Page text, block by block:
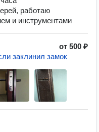
работаю
и инструментами
от 500 ₽
заклинил замок